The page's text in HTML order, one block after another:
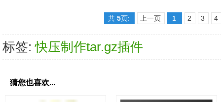
共5页: 上一页 1 2 3 4
标签:快压制作tar.gz插件
猜您也喜欢...